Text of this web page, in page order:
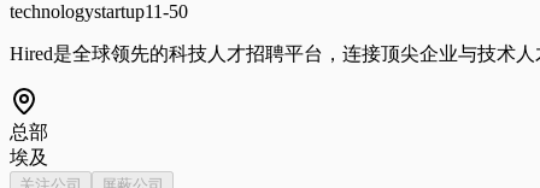
technologystartup11-50
Hired是全球领先的科技人才招聘平台，连接顶尖企业与技术人
总部
埃及